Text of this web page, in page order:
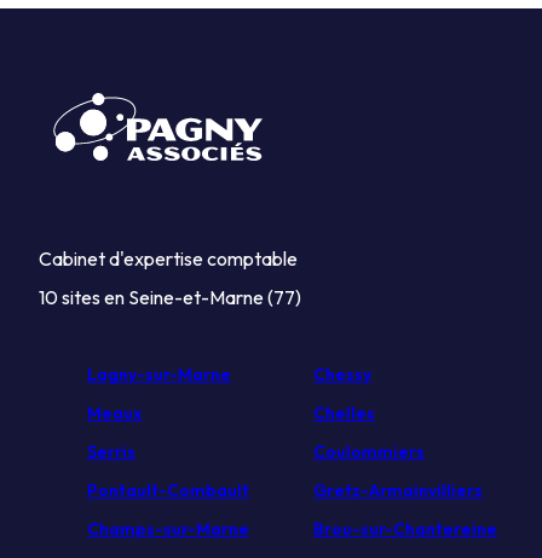
Cabinet d'expertise comptable
10 sites en Seine-et-Marne (77)
Lagny-sur-Marne
Chessy
Meaux
Chelles
Serris
Coulommiers
Pontault-Combault
Gretz-Armainvilliers
Champs-sur-Marne
Brou-sur-Chantereine